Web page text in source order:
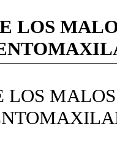
LOS
LOS